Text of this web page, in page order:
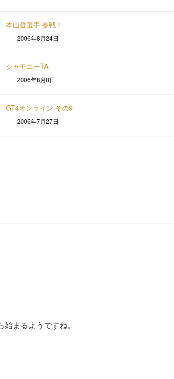
本山哲選手 参戦！
2006年8月24日
シャモニーTA
2006年8月8日
GT4オンライン その9
2006年7月27日
まるようですね。